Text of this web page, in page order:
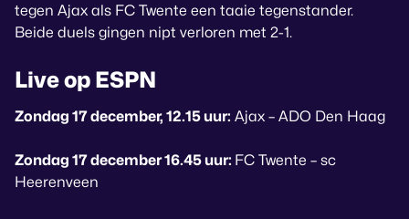
tegen Ajax als FC Twente een taaie tegenstander.
Beide duels gingen nipt verloren met 2-1.
Live op ESPN
Zondag 17 december, 12.15 uur: Ajax – ADO Den Haag
Zondag 17 december 16.45 uur: FC Twente – sc
Heerenveen